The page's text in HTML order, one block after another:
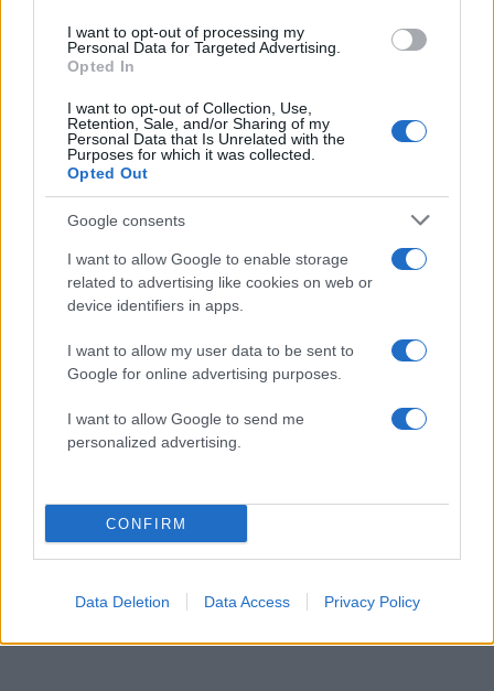
I want to opt-out of processing my
Personal Data for Targeted Advertising.
Opted In
I want to opt-out of Collection, Use,
Retention, Sale, and/or Sharing of my
Personal Data that Is Unrelated with the
Purposes for which it was collected.
Opted Out
Google consents
I want to allow Google to enable storage
related to advertising like cookies on web or
device identifiers in apps.
I want to allow my user data to be sent to
Google for online advertising purposes.
I want to allow Google to send me
personalized advertising.
CONFIRM
Data Deletion Data Access Privacy Policy
περιοδικού με ένα look που εξυμνεί τη
Μεσογειακή ομορφιά
11.02.2026byΑναστασια Βαπορακη
Beauty,Μακιγιαζ
Αγαπάς τα κλασσικά makeup looks; Δες
πώς θα πετύχεις βήμα-βήμα το μακιγιάζ
της Rose Byrne
16.01.2026byΑναστασια Βαπορακη
Beauty,Celebrities,Μακιγιαζ
Το lavender μακιγιάζ της Amelia Gray
μπαίνει στο moodboard μας για το 2026
13.01.2026 byΑναστασια Βαπορακη
H Jennifer Lopez μας δείχνει την πιο
ΔΙΑΦΗΜΙΣΗ